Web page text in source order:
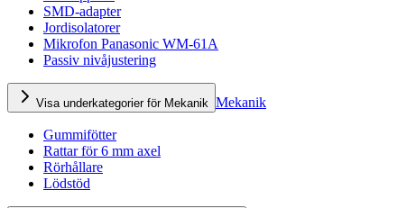
SMD-adapter
Jordisolatorer
Mikrofon Panasonic WM-61A
Passiv nivåjustering
Visa underkategorier för Mekanik Mekanik
Gummifötter
Rattar för 6 mm axel
Rörhållare
Lödstöd